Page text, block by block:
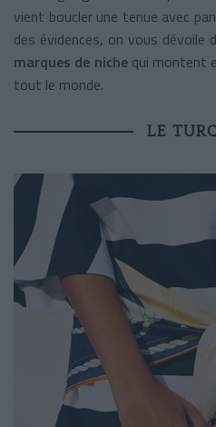
vient boucler une tenue avec
des évidences, on vous dévoile
marques de niche qui montent
tout le monde.
LE